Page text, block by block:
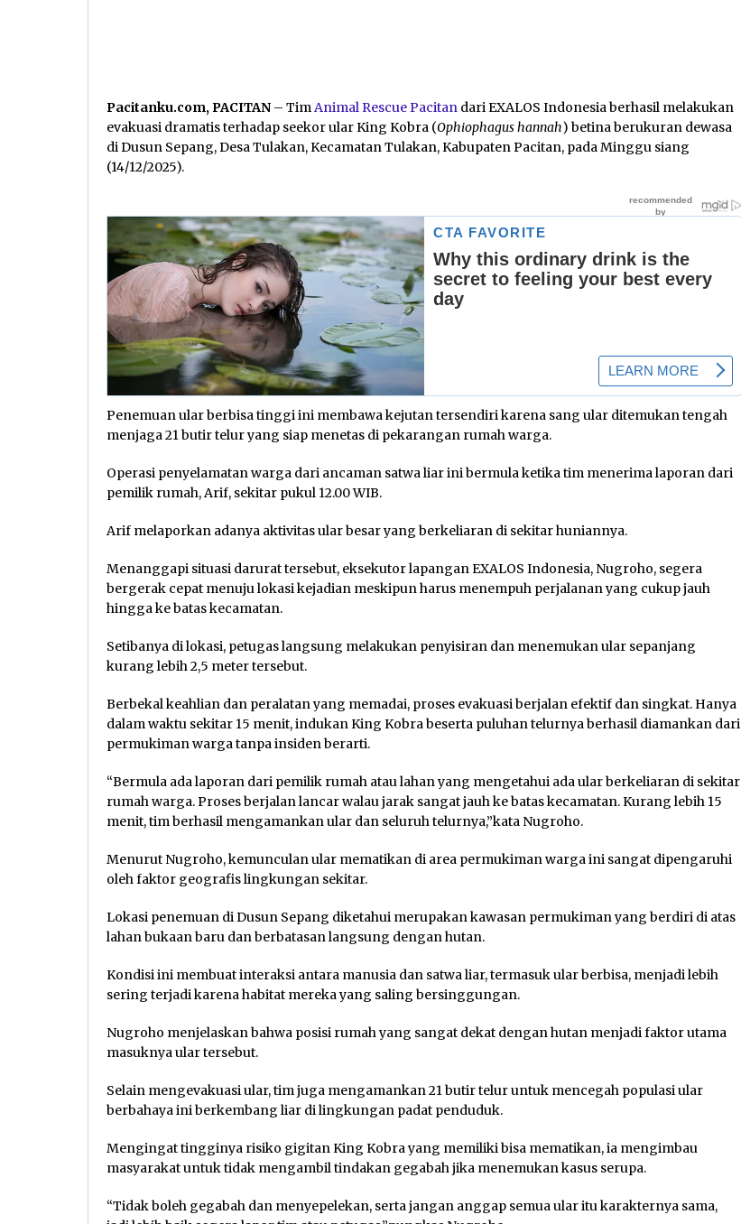
Pacitanku.com, PACITAN – TimAnimal RescuePacitan dari EXALOS Indonesia berhasil melakukan
evakuasi dramatis terhadap seekor ular King Kobra (Ophiophagus hannah) betina berukuran dewasa
di Dusun Sepang, Desa Tulakan, Kecamatan Tulakan, Kabupaten Pacitan, pada Minggu siang
(14/12/2025).
Penemuan ular berbisa tinggi ini membawa kejutan tersendiri karena sang ular ditemukan tengah
menjaga 21 butir telur yang siap menetas di pekarangan rumah warga.
Operasi penyelamatan warga dari ancaman satwa liar ini bermula ketika tim menerima laporan dari
pemilik rumah, Arif, sekitar pukul 12.00 WIB.
Arif melaporkan adanya aktivitas ular besar yang berkeliaran di sekitar huniannya.
Menanggapi situasi darurat tersebut, eksekutor lapangan EXALOS Indonesia, Nugroho, segera
bergerak cepat menuju lokasi kejadian meskipun harus menempuh perjalanan yang cukup jauh
hingga ke batas kecamatan.
Setibanya di lokasi, petugas langsung melakukan penyisiran dan menemukan ular sepanjang
kurang lebih 2,5 meter tersebut.
Berbekal keahlian dan peralatan yang memadai, proses evakuasi berjalan efektif dan singkat. Hanya
dalam waktu sekitar 15 menit, indukan King Kobra beserta puluhan telurnya berhasil diamankan dari
permukiman warga tanpa insiden berarti.
“Bermula ada laporan dari pemilik rumah atau lahan yang mengetahui ada ular berkeliaran di sekitar
rumah warga. Proses berjalan lancar walau jarak sangat jauh ke batas kecamatan. Kurang lebih 15
menit, tim berhasil mengamankan ular dan seluruh telurnya,”kata Nugroho.
Menurut Nugroho, kemunculan ular mematikan di area permukiman warga ini sangat dipengaruhi
oleh faktor geografis lingkungan sekitar.
Lokasi penemuan di Dusun Sepang diketahui merupakan kawasan permukiman yang berdiri di atas
lahan bukaan baru dan berbatasan langsung dengan hutan.
Kondisi ini membuat interaksi antara manusia dan satwa liar, termasuk ular berbisa, menjadi lebih
sering terjadi karena habitat mereka yang saling bersinggungan.
Nugroho menjelaskan bahwa posisi rumah yang sangat dekat dengan hutan menjadi faktor utama
masuknya ular tersebut.
Selain mengevakuasi ular, tim juga mengamankan 21 butir telur untuk mencegah populasi ular
berbahaya ini berkembang liar di lingkungan padat penduduk.
Mengingat tingginya risiko gigitan King Kobra yang memiliki bisa mematikan, ia mengimbau
masyarakat untuk tidak mengambil tindakan gegabah jika menemukan kasus serupa.
“Tidak boleh gegabah dan menyepelekan, serta jangan anggap semua ular itu karakternya sama,